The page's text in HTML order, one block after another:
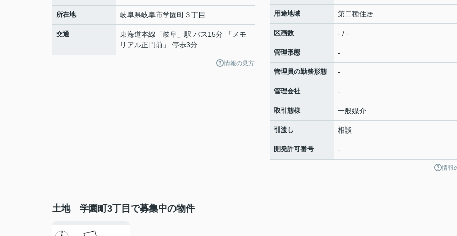
所在地 岐阜県岐阜市学園町３丁目
交通 東海道本線 「岐阜 」駅 バス15分 「メモ
リアル正門前」 停歩3分
情報の見方
用途地域 第二種住居
区画数 - / -
管理形態 -
管理員の勤務形態 -
管理会社 -
取引態様 一般媒介
引渡し 相談
開発許可番号 -
情報
土地 学園町3丁目で募集中の物件